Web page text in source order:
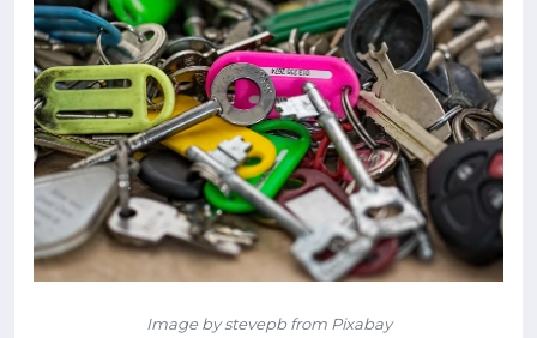
Image by stevepb from Pixabay